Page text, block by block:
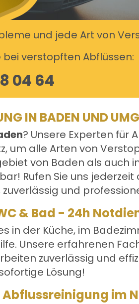
und jede Art von
verstopften Abflüssen:
04 64
IN BADEN UND
? Unsere Experten für
um alle Arten von
von Baden als auch
Rufen Sie uns
und
& Bad - 24h
in der Küche, im
Unsere erfahrenen
zuverlässig und
Lösung!
im